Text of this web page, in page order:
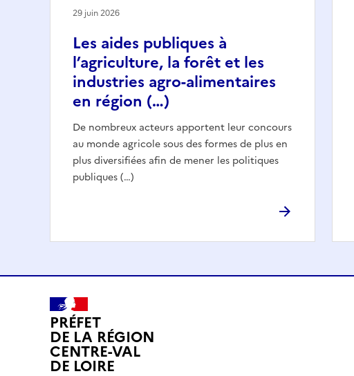
Les aides publiques à
l’agriculture, la forêt et les
industries agro-alimentaires
en région (…)
De nombreux acteurs apportent leur concours
au monde agricole sous des formes de plus en
plus diversifiées afin de mener les politiques
publiques (…)
29 juin 2026
PRÉFET
DE LA RÉGION
CENTRE-VAL
DE LOIRE